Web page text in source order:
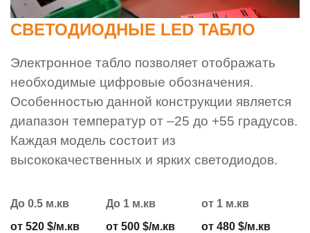
СВЕТОДИОДНЫЕ LED ТАБЛО
Электронное табло позволяет отображать
необходимые цифровые обозначения.
Особенностью данной конструкции является
диапазон температур от –25 до +55 градусов.
Каждая модель состоит из
высококачественных и ярких светодиодов.
До 0.5 м.кв
от 520 $/м.кв
До 1 м.кв
от 500 $/м.кв
от 1 м.кв
от 480 $/м.кв